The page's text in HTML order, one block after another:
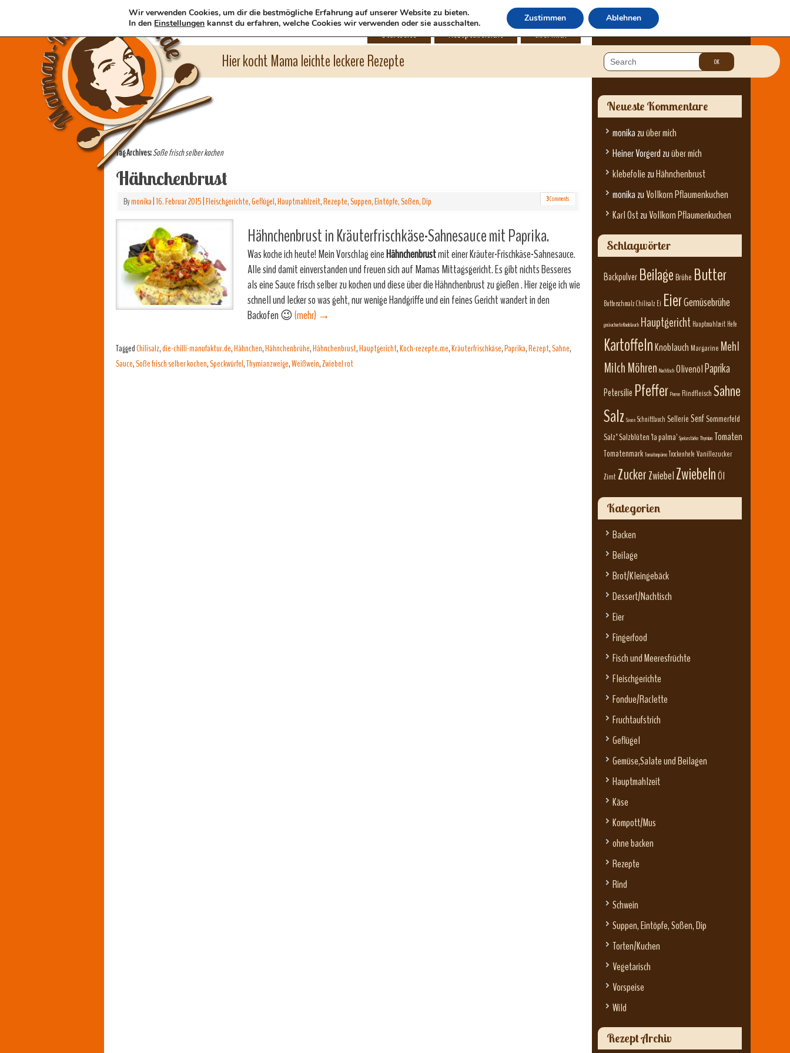
Hier kocht Mama leichte leckere Rezepte
Startseite Rezeptübersicht über mich
Tag Archives:Soße frisch selber kochen
Hähnchenbrust
Bymonika|16. Februar 2015|Fleischgerichte,Geflügel,Hauptmahlzeit,Rezepte,Suppen, Eintöpfe, Soßen, Dip 3Comments
Hähnchenbrust in Kräuterfrischkäse-Sahnesauce mit Paprika.
Was koche ich heute! Mein Vorschlag eineHähnchenbrustmit einer Kräuter-Frischkäse-Sahnesauce.
Alle sind damit einverstanden und freuen sich auf Mamas Mittagsgericht. Es gibt nichts Besseres
als eine Sauce frisch selber zu kochen und diese über die Hähnchenbrust zu gießen . Hier zeige ich wie
schnell und lecker so was geht, nur wenige Handgriffe und ein feines Gericht wandert in den
Backofen 😉(mehr) →
TaggedChilisalz,die-chilli-manufaktur.de,Hähnchen,Hähnchenbrühe,Hähnchenbrust,Hauptgericht,Koch-rezepte.me,Kräuterfrischkäse,Paprika,Rezept,Sahne,
Sauce,Soße frisch selber kochen,Speckwürfel,Thymianzweige,Weißwein,Zwiebel rot
Neueste Kommentare
monika zuüber mich
Heiner Vorgerd zuüber mich
klebefolie zuHähnchenbrust
monika zuVollkorn Pflaumenkuchen
Karl OstzuVollkorn Pflaumenkuchen
Schlagwörter
Backpulver BeilageBrühe Butter
ButterschmalzChilisalz Ei EierGemüsebrühe
geräucherte Knoblauch Hauptgericht Hauptmahlzeit Hefe
KartoffelnKnoblauch Margarine Mehl
MilchMöhren Nachtisch OlivenölPaprika
Petersilie Pfeffer Porree Rindfleisch Sahne
Salz Sauce Schnittlauch SellerieSenfSommerfeld
Salz" Salzblüten 'la palma' Speisestärke Thymian Tomaten
Tomatenmark Tomatenpüree Trockenhefe Vanillezucker
Zimt ZuckerZwiebelZwiebelnÖl
Kategorien
Backen
Beilage
Brot/Kleingebäck
Dessert/Nachtisch
Eier
Fingerfood
Fisch und Meeresfrüchte
Fleischgerichte
Fondue/Raclette
Fruchtaufstrich
Geflügel
Gemüse,Salate und Beilagen
Hauptmahlzeit
Käse
Kompott/Mus
ohne backen
Rezepte
Rind
Schwein
Suppen, Eintöpfe, Soßen, Dip
Torten/Kuchen
Vegetarisch
Vorspeise
Wild
Rezept Archiv
Wir verwenden Cookies, um dir die bestmögliche Erfahrung auf unserer Website zu bieten.
In den Einstellungen kannst du erfahren, welche Cookies wir verwenden oder sie ausschalten. Zustimmen Ablehnen